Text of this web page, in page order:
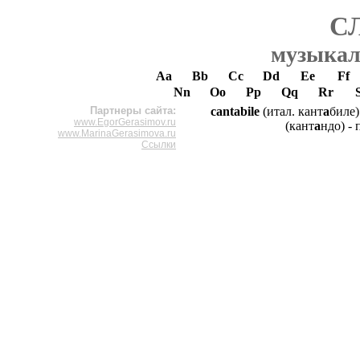
Aa Bb Cc Dd Ee
Ff
Nn
Oo Pp Qq Rr
Партнеры сайта:
www.EgorGerasimov.ru
www.MarinaGerasimova.ru
Ссылки
cantabile(итал. канта
(кантандо) -